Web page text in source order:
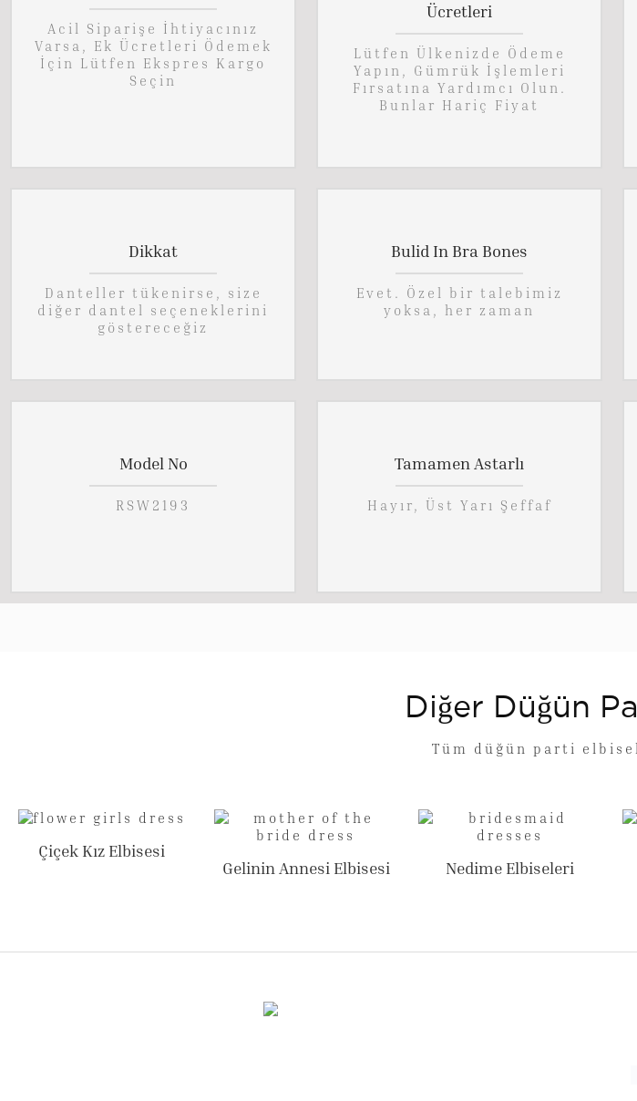
Acil Siparişe İhtiyacınız
Varsa, Ek Ücretleri Ödemek
İçin Lütfen Ekspres Kargo
Seçin
Ücretleri
Lütfen Ülkenizde Ödeme
Yapın, Gümrük İşlemleri
Fırsatına Yardımcı Olun.
Bunlar Hariç Fiyat
Dikkat
Danteller tükenirse, size
diğer dantel seçeneklerini
göstereceğiz
Bulid In Bra Bones
Evet. Özel bir talebimiz
yoksa, her zaman
Model No
RSW2193
Tamamen Astarlı
Hayır, Üst Yarı Şeffaf
Diğer Düğün
Tüm düğün parti
Çiçek Kız Elbisesi
Gelinin Annesi Elbisesi
Nedime Elbiseleri